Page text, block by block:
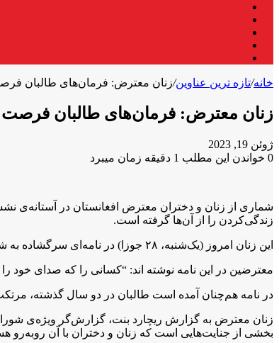
خانه/تازه ترین عناوین/زنان معترض: فرمان‌های طالبان
زنان معترض: فرمان‌های طالبان فرصت
ژوئن 19, 2023
0 خواندن این مطلب 1 دقیقه زمان میبرد
شماری از زنان و دختران معترض افغانستان در
زندگی‌کردن را از آن‌ها گرفته است.
این زنان امروز (یک‌شنبه، ۲۸ جوزا) در نامه‌ای سرگشاده به شورای حقوق بشر سازمان ملل نوشته اند که طالبان در جریان ۲۲ ماه حاکمیت شان زنان را با تمام توان از جامعه حذف کرده اند.
معترضین در این نامه نوشته اند: “کسانی را که صدای خود
در نامه هم‌چنان آمده است طالبان در دو سال گذشته،
زنان معترض به گزارش ریچارد بنت، گزارش‌گر ویژه‌ی
بخشی از جنایت‌هایی است که زنان و دختران با آن روبه‌رو